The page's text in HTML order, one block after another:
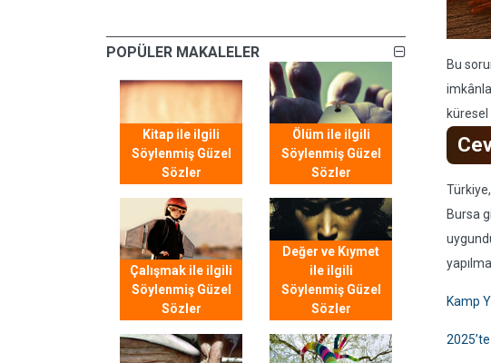
POPÜLER MAKALELER
Kitap ile ilgili
Söylenmiş Güzel
Sözler
Ölüm ile ilgili
Söylenmiş Güzel
Sözler
Çalışmak ile ilgili
Söylenmiş Güzel
Sözler
Değer ve Kıymet
ile ilgili
Söylenmiş Güzel
Sözler
Bu
Bursa
Kamp